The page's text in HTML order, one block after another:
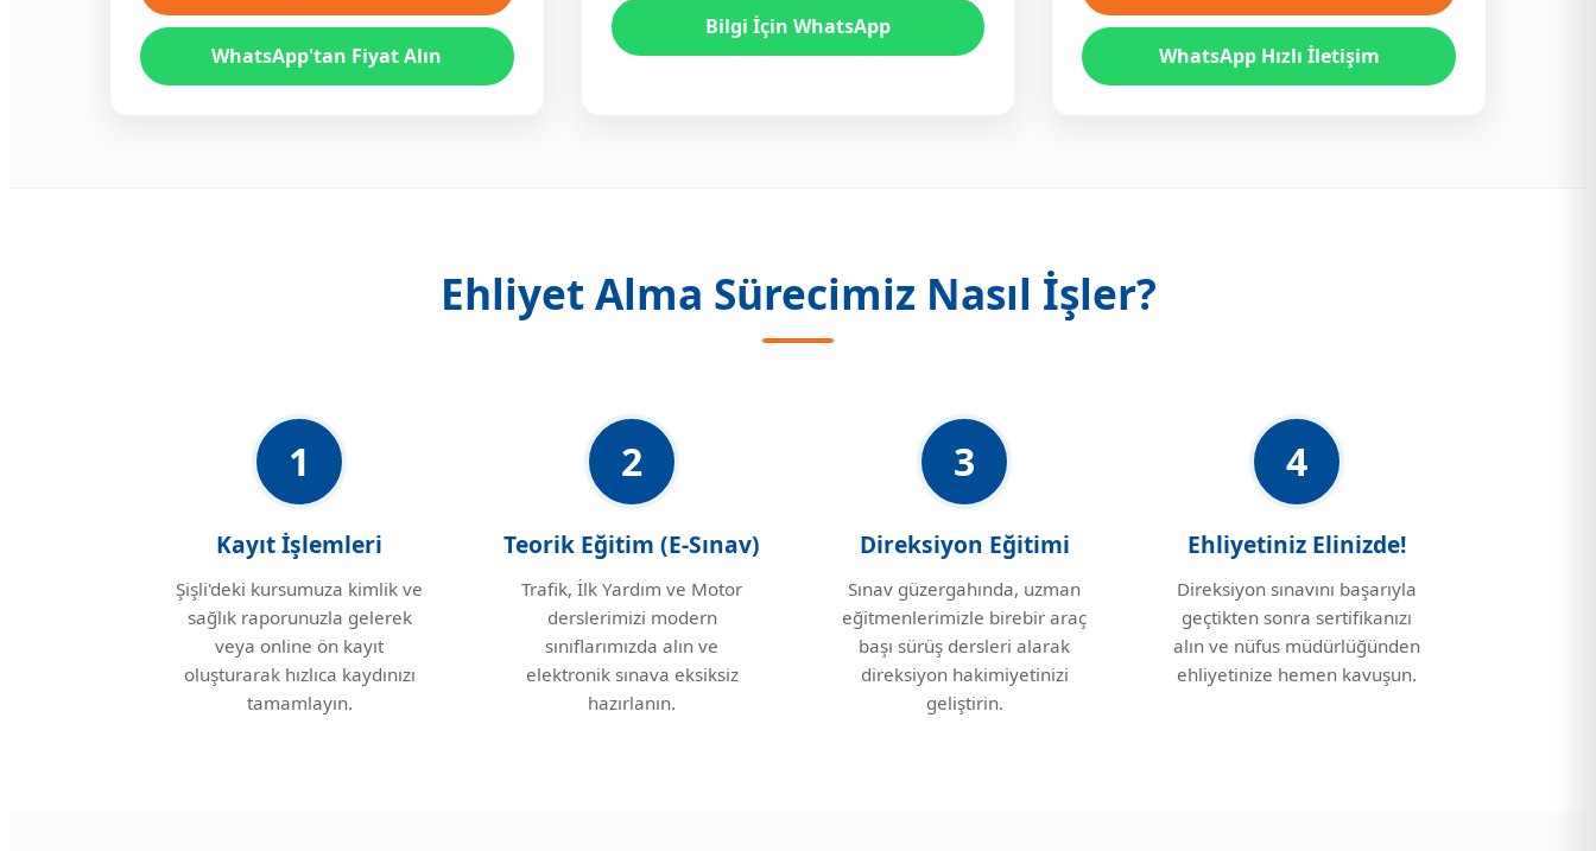
WhatsApp'tan Fiyat Alın
Bilgi İçin WhatsApp
WhatsApp Hızlı İletişim
Ehliyet Alma Sürecimiz Nasıl İşler?
1
Kayıt İşlemleri
Şişli'deki kursumuza kimlik ve
sağlık raporunuzla gelerek
veya online ön kayıt
oluşturarak hızlıca kaydınızı
tamamlayın.
2
Teorik Eğitim (E-Sınav)
Trafik, İlk Yardım ve Motor
derslerimizi modern
sınıflarımızda alın ve
elektronik sınava eksiksiz
hazırlanın.
3
Direksiyon Eğitimi
Sınav güzergahında, uzman
eğitmenlerimizle birebir araç
başı sürüş dersleri alarak
direksiyon hakimiyetinizi
geliştirin.
4
Ehliyetiniz Elinizde!
Direksiyon sınavını başarıyla
geçtikten sonra sertifikanızı
alın ve nüfus müdürlüğünden
ehliyetinize hemen kavuşun.